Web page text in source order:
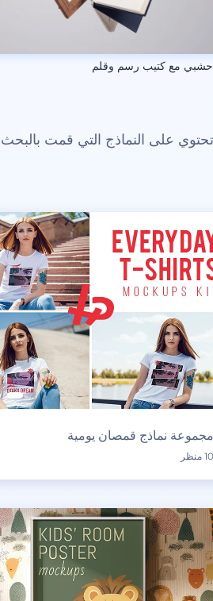
حشبي مع كتيب رسم وقلم
على النماذج التي قمت
مجموعة نماذج قمصان يومية
10 منظر